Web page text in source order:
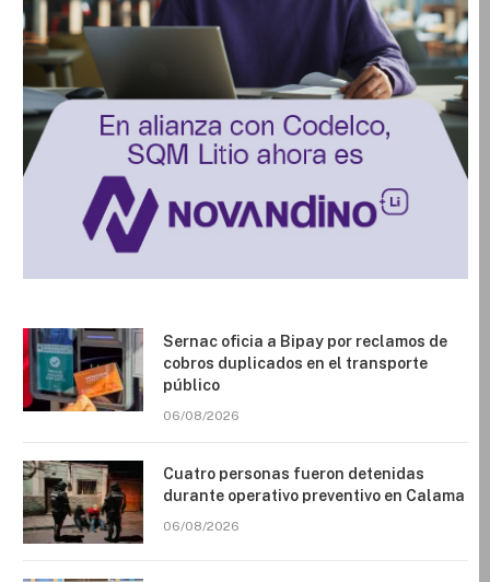
Sernac oficia a Bipay por reclamos de
cobros duplicados en el transporte
público
06/08/2026
Cuatro personas fueron detenidas
durante operativo preventivo en Calama
06/08/2026